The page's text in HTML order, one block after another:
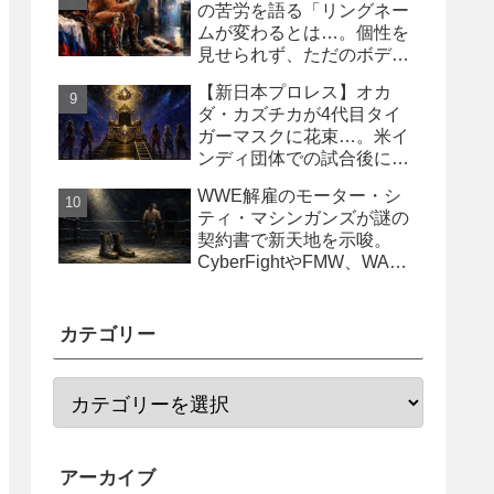
の苦労を語る「リングネー
ムが変わるとは…。個性を
見せられず、ただのボディ
【新日本プロレス】オカ
ダ・カズチカが4代目タイ
ガーマスクに花束…。米イ
ンディ団体での試合後にサ
WWE解雇のモーター・シ
ティ・マシンガンズが謎の
契約書で新天地を示唆。
CyberFightやFMW、WAR
カテゴリー
アーカイブ